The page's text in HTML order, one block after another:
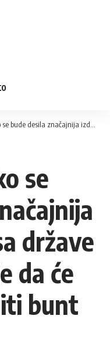
izdaja interesa države BiH, logično je da će SDA predvoditi bunt naroda
se
države
da će
bunt